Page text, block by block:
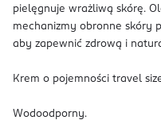
pielęgnuje wrażliwą skórę.
mechanizmy obronne skóry
aby zapewnić zdrową i
Krem o pojemności travel
Wodoodporny.